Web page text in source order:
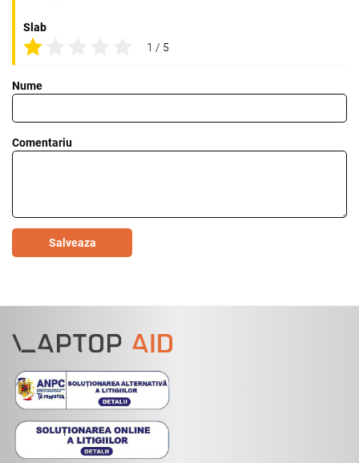
Slab
1 / 5
Nume
Comentariu
Salveaza